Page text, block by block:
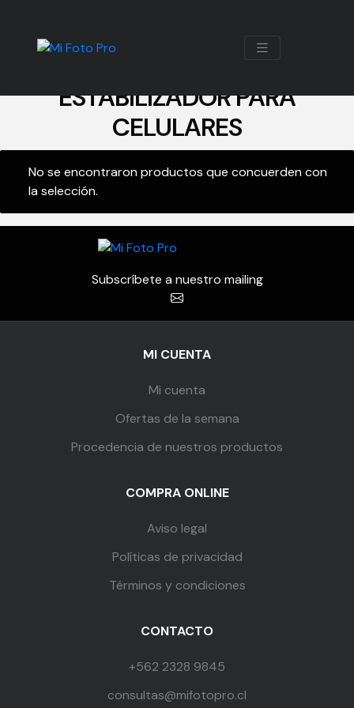
ESTABILIZADOR PARA
CELULARES
No se encontraron productos que concuerden con
la selección.
Subscríbete a nuestro mailing
MI CUENTA
Mi cuenta
Ofertas de la semana
Procedencia de nuestros productos
COMPRA ONLINE
Aviso legal
Políticas de privacidad
Términos y condiciones
CONTACTO
+562 2328 9845
consultas@mifotopro.cl